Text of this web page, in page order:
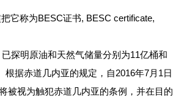
它称为BESC证书, BESC certificate,
探明原油和天然气储量分别为11亿桶和
据赤道几内亚的规定，自2016年7月1日
被视为触犯赤道几内亚的条例，并在目的